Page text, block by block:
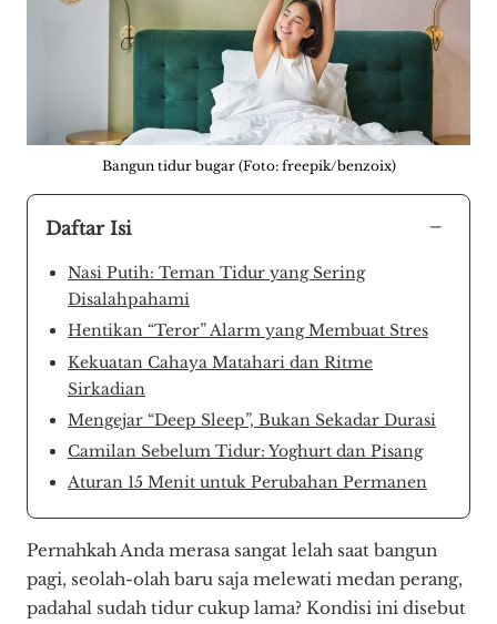
Bangun tidur bugar (Foto: freepik/benzoix)
Daftar Isi −
Nasi Putih: Teman Tidur yang Sering
Disalahpahami
Hentikan “Teror” Alarm yang Membuat Stres
Kekuatan Cahaya Matahari dan Ritme
Sirkadian
Mengejar “Deep Sleep”, Bukan Sekadar Durasi
Camilan Sebelum Tidur: Yoghurt dan Pisang
Aturan 15 Menit untuk Perubahan Permanen
Pernahkah Anda merasa sangat lelah saat bangun
pagi, seolah-olah baru saja melewati medan perang,
padahal sudah tidur cukup lama? Kondisi ini disebut